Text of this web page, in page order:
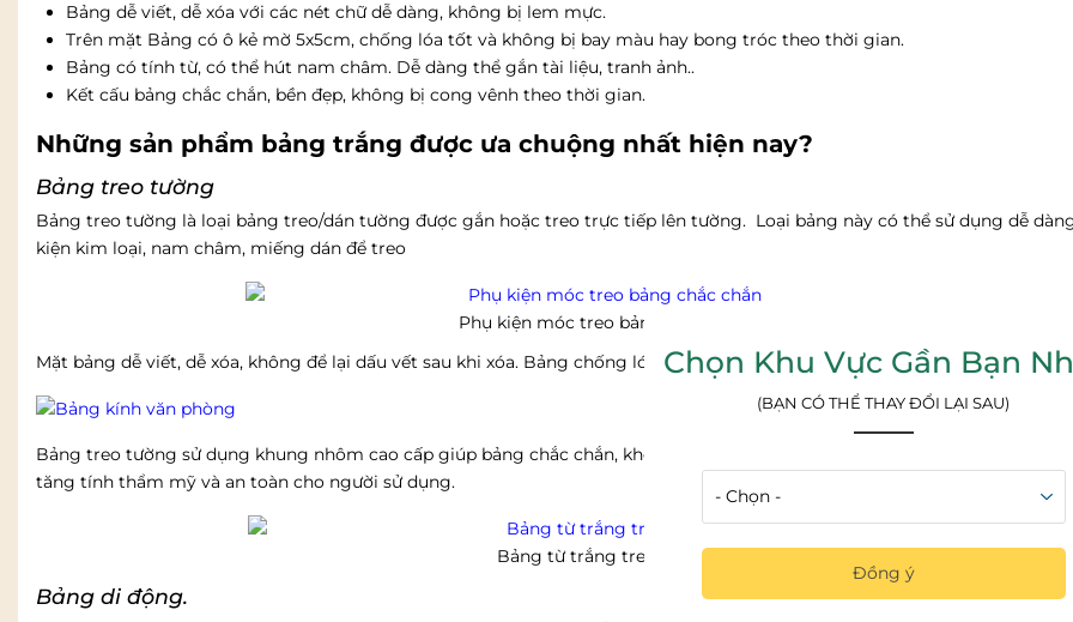
Bảng dễ viết, dễ xóa với các nét chữ dễ dàng, không bị lem mực.
Trên mặt Bảng có ô kẻ mờ 5x5cm, chống lóa tốt và không bị bay màu hay bong tróc theo thời gian.
Bảng có tính từ, có thể hút nam châm. Dễ dàng thể gắn tài liệu, tranh ảnh..
Kết cấu bảng chắc chắn, bền đẹp, không bị cong vênh theo thời gian.
Những sản phẩm bảng trắng được ưa chuộng nhất hiện nay?
Bảng treo tường
Bảng treo tường là loại bảng treo/dán tường được gắn hoặc treo trực tiếp lên tường. Loại bảng này có thể sử dụng dễ
kiện kim loại, nam châm, miếng dán để treo
Phụ kiện móc treo bảng chắc chắn
Mặt bảng dễ viết, dễ xóa, không để lại dấu vết sau khi xóa. Bảng chống lóa tốt, giúp bảo vệ mắt tối đa, nhìn nghiêng không
Bảng treo tường sử dụng khung nhôm cao cấp giúp bảng chắc chắn, không bị cong vênh theo thời gian. Bốn góc được
tăng tính thẩm mỹ và an toàn cho người sử dụng.
Bảng từ trắng treo tường
Bảng di động.
Chọn Khu Vực Gần Bạn
(BẠN CÓ THỂ THAY ĐỔI LẠI SAU)
Đồng ý